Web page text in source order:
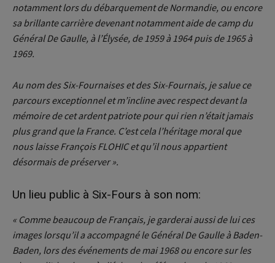
notamment lors du débarquement de Normandie, ou encore
sa brillante carrière devenant notamment aide de camp du
Général De Gaulle, à l’Élysée, de 1959 à 1964 puis de 1965 à
1969.
Au nom des Six-Fournaises et des Six-Fournais, je salue ce
parcours exceptionnel et m’incline avec respect devant la
mémoire de cet ardent patriote pour qui rien n’était jamais
plus grand que la France. C’est cela l’héritage moral que
nous laisse François FLOHIC et qu’il nous appartient
désormais de préserver ».
Un lieu public à Six-Fours à son nom:
« Comme beaucoup de Français, je garderai aussi de lui ces
images lorsqu’il a accompagné le Général De Gaulle à Baden-
Baden, lors des événements de mai 1968 ou encore sur les